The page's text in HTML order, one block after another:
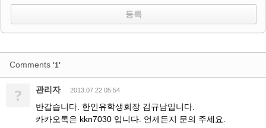
Comments '1'
? 관리자 2013.07.22 05:54
반갑습니다. 한인유학생회장 김규남입니다.
카카오톡은 kkn7030 입니다. 언제든지 문의 주세요.